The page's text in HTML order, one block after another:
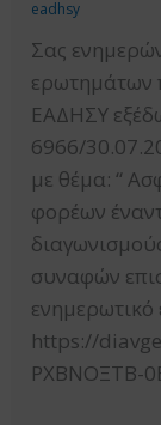
eadhsy
Σας
ερωτημάτων
ΕΑΔΗΣΥ
6966/
με θέμα: “
φορέων
συναφών
https://
ΡΧΒΝΟΞΤΒ-